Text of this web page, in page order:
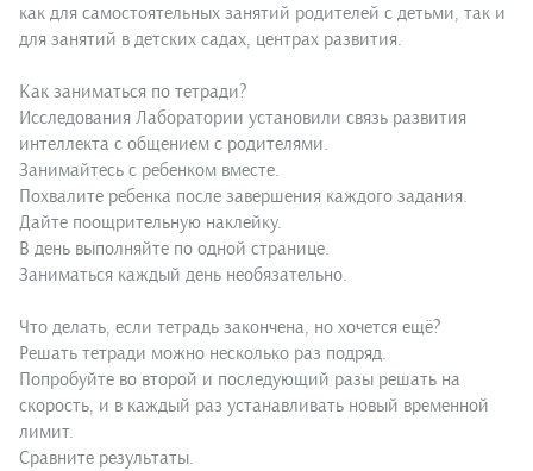
как для самостоятельных занятий родителей с детьми, так и
для занятий в детских садах, центрах развития.
Как заниматься по тетради?
Исследования Лаборатории установили связь развития
интеллекта с общением с родителями.
Занимайтесь с ребенком вместе.
Похвалите ребенка после завершения каждого задания.
Дайте поощрительную наклейку.
В день выполняйте по одной странице.
Заниматься каждый день необязательно.
Что делать, если тетрадь закончена, но хочется ещё?
Решать тетради можно несколько раз подряд.
Попробуйте во второй и последующий разы решать на
скорость, и в каждый раз устанавливать новый временной
лимит.
Сравните результаты.